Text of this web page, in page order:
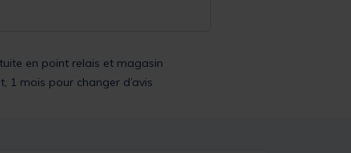
en point relais et magasin
1 mois pour changer d’avis